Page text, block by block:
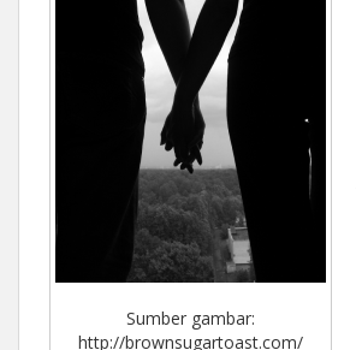
Sumber gambar:
http://brownsugartoast.com/